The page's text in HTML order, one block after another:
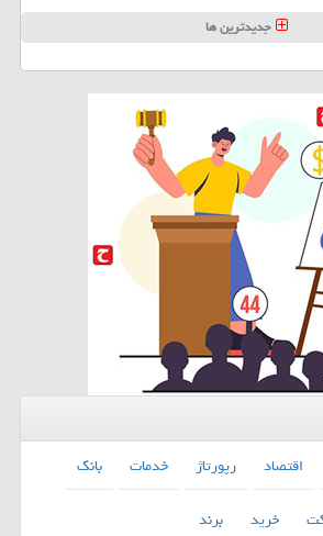
جدیدترین ها
اقتصاد رپورتاژ خدمات
بانك
خرید برند